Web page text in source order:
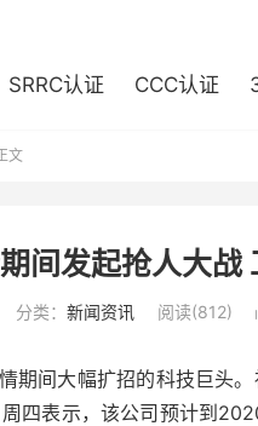
SRRC认证 CCC认证
文
间发起抢人大战
分类： 新闻资讯 阅读(812)
期间大幅扩招的科技巨头
四表示，该公司预计到